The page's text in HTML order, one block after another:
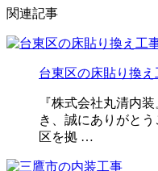
関連記事
台東区の床貼り換え
『株式会社丸清内
き、誠にありがとう
区を拠 …